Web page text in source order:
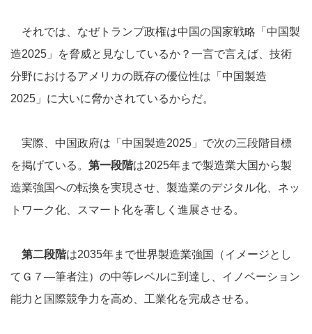
それでは、なぜトランプ政権は中国の国家戦略「中国製
造2025」を脅威と見なしているか？一言で言えば、技術
分野におけるアメリカの既存の優位性は「中国製造
2025」に大いに脅かされているからだ。
実際、中国政府は「中国製造2025」で次の三段階目標
を掲げている。 第一段階は2025年まで製造業大国から製
造業強国への転換を実現させ、製造業のデジタル化、ネッ
トワーク化、スマート化を著しく進展させる。
第二段階は2035年まで世界製造業強国（イメージとし
てＧ７―筆者注）の中等レベルに到達し、イノベーション
能力と国際競争力を高め、工業化を完成させる。